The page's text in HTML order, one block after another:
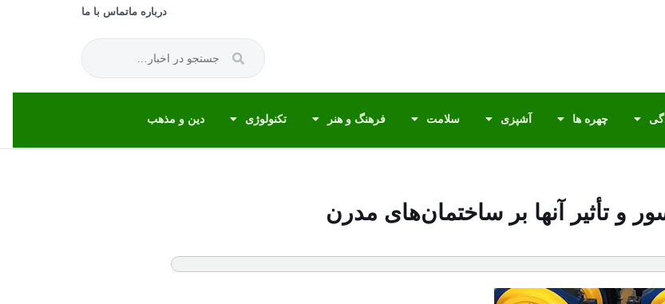
درباره ماتماس با ما
چهره ها آشپزی سلامت فرهنگ و هنر تکنولوژی دین و مذهب
و تأثیر آنها بر ساختمان‌های مدرن